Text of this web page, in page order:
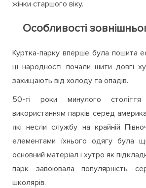
жінки старшого віку.
Особливості
Куртка-парку вперше була пошита
ці народності почали шити довгі
захищають від холоду та опадів.
50-ті роки минулого століття
використанням парків серед
які несли службу на крайній
елементами їхнього одягу була
основний матеріал і хутро як
парк завоювала популярність
школярів.